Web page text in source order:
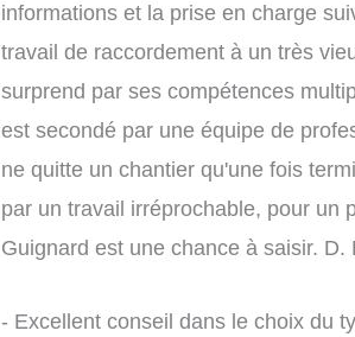
informations et la prise en charge
travail de raccordement à un très
surprend par ses compétences
est secondé par une équipe de
ne quitte un chantier qu'une fois
par un travail irréprochable, pour un
Guignard est une chance à saisir. D.
- Excellent conseil dans le choix du